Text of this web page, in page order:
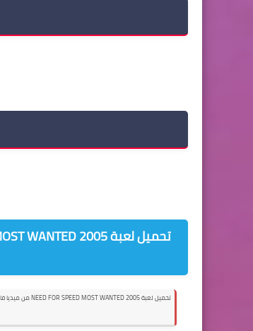
تحميل لعبة NEED FOR SPEED MOST WANTED 2005 من ميديا فاير برابط واحد تحميل لعبة NEED FOR SPEED 2005 مضغوطة